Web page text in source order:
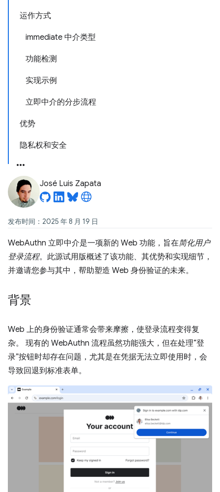
运作方式
immediate 中介类型
功能检测
实现示例
立即中介的分步流程
优势
隐私权和安全
José Luis Zapata
发布时间：2025 年 8 月 19 日
WebAuthn 立即中介是一项新的 Web 功能，旨在简化用户
登录流程。此源试用版概述了该功能、其优势和实现细节，
并邀请您参与其中，帮助塑造 Web 身份验证的未来。
背景
Web 上的身份验证通常会带来摩擦，使登录流程变得复
杂。 现有的 WebAuthn 流程虽然功能强大，但在处理“登
录”按钮时却存在问题，尤其是在凭据无法立即使用时，会
导致回退到标准表单。